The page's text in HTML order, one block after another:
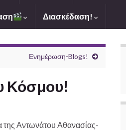
Διασκέδαση!
Ενημέρωση-Blogs!
Κόσμου!
της Αντωνάτου Αθανασίας-